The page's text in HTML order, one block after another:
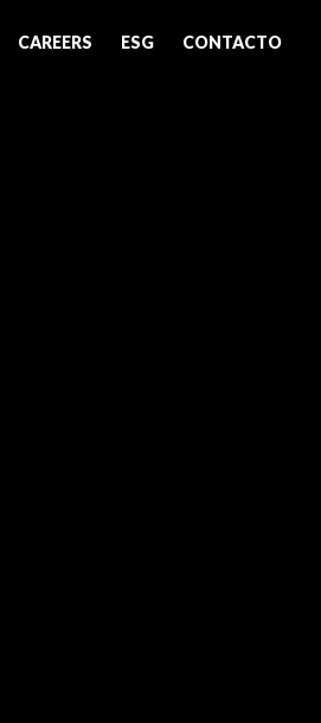
CAREERS ESG CONTACTO